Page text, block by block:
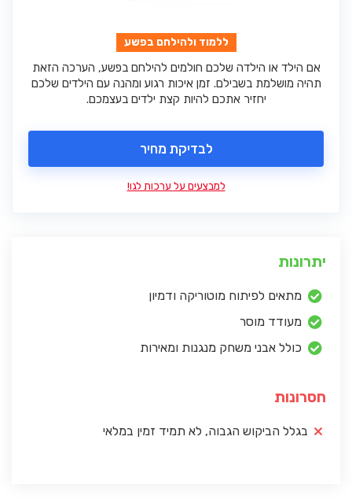
ללמוד ולהילחם בפשע
אם הילד או הילדה שלכם חולמים להילחם בפשע, הערכה הזאת
תהיה מושלמת בשבילם. זמן איכות רגוע ומהנה עם הילדים שלכם
יחזיר אתכם להיות קצת ילדים בעצמכם.
לבדיקת מחיר
למבצעים על ערכות לגו!
יתרונות
מתאים לפיתוח מוטוריקה ודמיון
מעודד מוסר
כולל אבני משחק מנגנות ומאירות
חסרונות
בגלל הביקוש הגבוה, לא תמיד זמין במלאי